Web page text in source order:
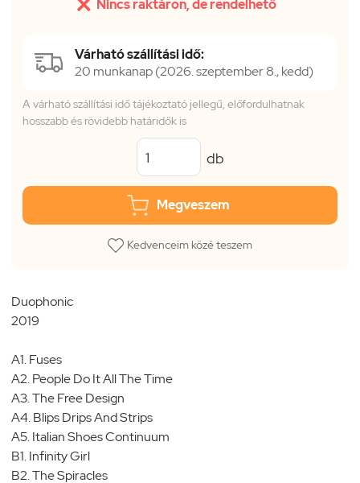
 Nincs raktáron, de rendelhető
Várható szállítási idő:
20 munkanap (2026. szeptember 8., kedd)
A várható szállítási idő tájékoztató jellegű, előfordulhatnak
hosszabb és rövidebb határidők is
db
Megveszem
Kedvenceim közé teszem
Duophonic
2019
A1. Fuses
A2. People Do It All The Time
A3. The Free Design
A4. Blips Drips And Strips
A5. Italian Shoes Continuum
B1. Infinity Girl
B2. The Spiracles